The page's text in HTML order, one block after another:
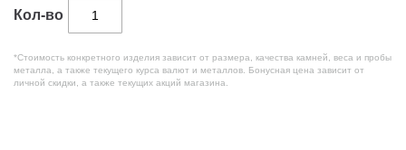
Кол-во
*Стоимость конкретного изделия зависит от размера, качества камней, веса и пробы
металла, а также текущего курса валют и металлов. Бонусная цена зависит от
личной скидки, а также текущих акций магазина.